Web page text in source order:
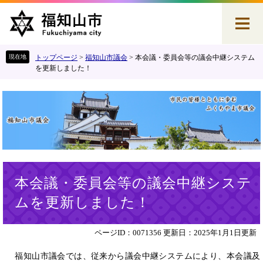
す
し
本
トップページ > 福知山市議会 > 本会議・委員会等の議会中継システム
を更新しました！
本会議・委員会等の議会中継システ
ムを更新しました！
ページID：0071356 更新日：2025年1月1日更新
福知山市議会では、従来から議会中継システムにより、本会議及